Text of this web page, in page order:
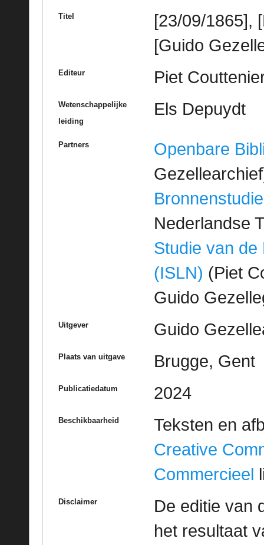
Titel
[23/09/1865],
[Guido
Editeur Piet
Wetenschappelijke
leiding
Els Depuydt
Partners
Openbare
Bronnenstudie
Nederlandse
Studie van de
(ISLN) (Piet
Guido
Uitgever Guido
Plaats van uitgave Brugge, Gent
Publicatiedatum 2024
Beschikbaarheid
Teksten en
Creative
Commercieel
Disclaimer
De editie van
het resultaat